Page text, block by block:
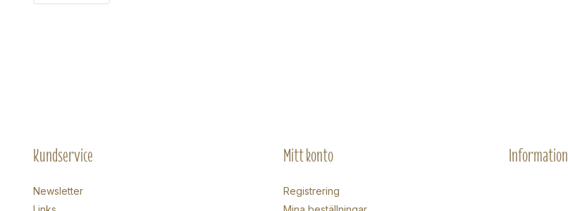
Kundservice
Newsletter
Mitt konto
Registrering
Information